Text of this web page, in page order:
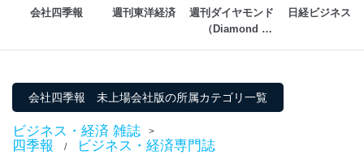
個人データを取り扱うことのできる機器及び当該
機器を取り扱う従業者を明確化し、 個人データへ
の不要なアクセスを防止しています。
機器に標準装備されているユーザー制御機能（ユ
ーザーアカウント制御）により、個人情報データ
ベース等を取り扱う情報システムを使用する従業
者を識別・認証しています。
会社四季報 週刊東洋経済
週刊ダイヤモンド
（Diamond
日経ビジネス
会社四季報 未上場会社版の所属カテゴリ一覧
ビジネス・経済 雑誌 >
四季報 / ビジネス・経済専門誌